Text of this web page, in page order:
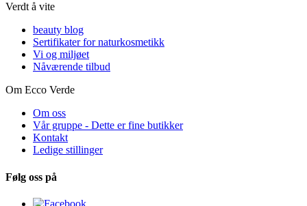
Verdt å vite
beauty blog
Sertifikater for naturkosmetikk
Vi og miljøet
Nåværende tilbud
Om Ecco Verde
Om oss
Vår gruppe - Dette er fine butikker
Kontakt
Ledige stillinger
Følg oss på